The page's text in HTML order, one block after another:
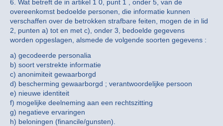
6. Wat betreft de in artikel 1 0, punt 1 , onder 5, van de
overeenkomst bedoelde personen, die informatie kunnen
verschaffen over de betrokken strafbare feiten, mogen de in lid
2, punten a) tot en met c), onder 3, bedoelde gegevens
worden opgeslagen, alsmede de volgende soorten gegevens :
a) gecodeerde personalia
b) soort verstrekte informatie
c) anonimiteit gewaarborgd
d) bescherming gewaarborgd ; verantwoordelijke persoon
e) nieuwe identiteit
f) mogelijke deelneming aan een rechtszitting
g) negatieve ervaringen
h) beloningen (financile/gunsten).